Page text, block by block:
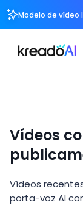
Modelo de vídeo
Vídeos
Vídeos
porta-voz AI